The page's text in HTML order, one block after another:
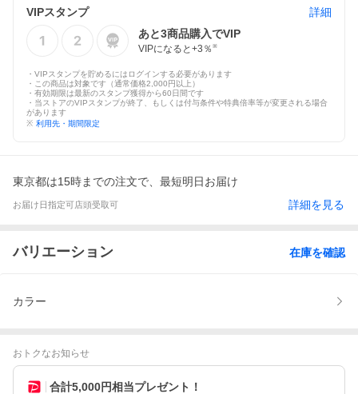
VIPスタンプ
詳細
あと3商品購入でVIP
VIPになると+3 ％ ※
・VIPスタンプを貯めるにはログインする必要があります
・この商品は対象です（通常価格2,000円以上）
・有効期限は最新のスタンプ獲得から60日間です
・当ストアのVIPスタンプが終了、もしくは付与条件や特典倍率等が変更される場合
があります
※ 利用先・期間限定
東京都は15時までの注文で、最短明日お届け
お届け日指定可 店頭受取可 詳細を見る
バリエーション 在庫を確認
カラー
おトクなお知らせ
合計5,000円相当プレゼント！